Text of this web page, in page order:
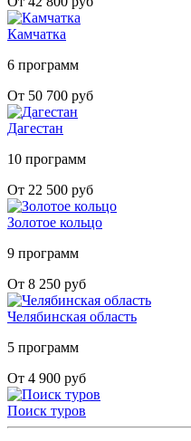
Камчатка
6 программ
От 50 700 руб
Дагестан
10 программ
От 22 500 руб
Золотое кольцо
9 программ
От 8 250 руб
Челябинская область
5 программ
От 4 900 руб
Поиск туров